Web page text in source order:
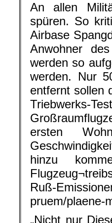
An allen
spüren. So
Airbase
Anwohner
werden so
werden. Nur
entfernt sollen
ersten
hinzu
Ruß-
pruem/plaene-
„Nicht nur